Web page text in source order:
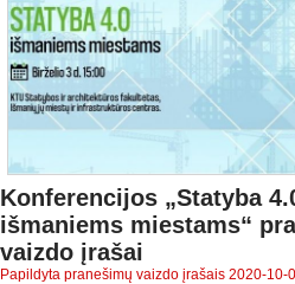
Konferencijos „Statyba
išmaniems miestams“
vaizdo įrašai
Papildyta pranešimų vaizdo įrašais 2020-10-